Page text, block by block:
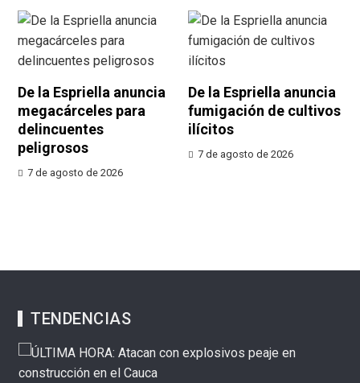
De la Espriella anuncia
megacárceles para
delincuentes
peligrosos
7 de agosto de 2026
De la Espriella anuncia
fumigación de cultivos
ilícitos
7 de agosto de 2026
TENDENCIAS